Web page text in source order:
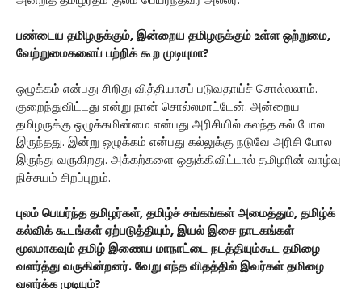
பண்டைய தமிழருக்கும், இன்றைய தமிழருக்கும் உள்ள ஒற்றுமை,
வேற்றுமைகளைப் பற்றிக் கூற முடியுமா?
ஒழுக்கம் என்பது சிறிது வித்தியாசப் படுவதாய்ச் சொல்லலாம்.
குறைந்துவிட்டது என்று நான் சொல்லமாட்டேன். அன்றைய
தமிழருக்கு ஒழுக்கமின்மை என்பது அரிசியில் கலந்த கல் போல
இருந்தது. இன்று ஒழுக்கம் என்பது கல்லுக்கு நடுவே அரிசி போல
இருந்து வருகிறது. அக்கற்களை ஒதுக்கிவிட்டால் தமிழரின் வாழ்வு
நிச்சயம் சிறப்புறும்.
புலம் பெயர்ந்த தமிழர்கள், தமிழ்ச் சங்கங்கள் அமைத்தும், தமிழ்க்
கல்விக் கூடங்கள் ஏற்படுத்தியும், இயல் இசை நாடகங்கள்
மூலமாகவும் தமிழ் இணைய மாநாட்டை நடத்தியும்கூட தமிழை
வளர்த்து வருகின்றனர். வேறு எந்த விதத்தில் இவர்கள் தமிழை